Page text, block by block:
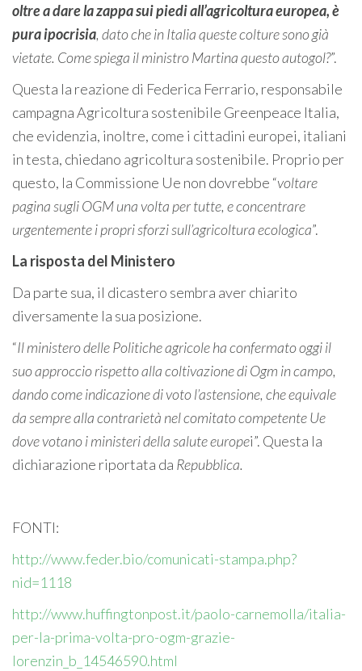
oltre a dare la zappa sui piedi all’agricoltura europea, è
pura ipocrisia, dato che in Italia queste colture sono già
vietate. Come spiega il ministro Martina questo autogol?”.
Questa la reazione di Federica Ferrario, responsabile
campagna Agricoltura sostenibile Greenpeace Italia,
che evidenzia, inoltre, come i cittadini europei, italiani
in testa, chiedano agricoltura sostenibile. Proprio per
questo, la Commissione Ue non dovrebbe “voltare
pagina sugli OGM una volta per tutte, e concentrare
urgentemente i propri sforzi sull’agricoltura ecologica”.
La risposta del Ministero
Da parte sua, il dicastero sembra aver chiarito
diversamente la sua posizione.
“Il ministero delle Politiche agricole ha confermato oggi il
suo approccio rispetto alla coltivazione di Ogm in campo,
dando come indicazione di voto l’astensione, che equivale
da sempre alla contrarietà nel comitato competente Ue
dove votano i ministeri della salute europei”. Questa la
dichiarazione riportata da Repubblica.
FONTI:
http://www.feder.bio/comunicati-stampa.php?
nid=1118
http://www.huffingtonpost.it/paolo-carnemolla/italia-
per-la-prima-volta-pro-ogm-grazie-
lorenzin_b_14546590.html